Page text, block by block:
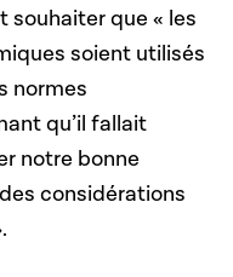
souhaiter que « les
soient utilisés
normes
qu’il fallait
notre bonne
considérations
.